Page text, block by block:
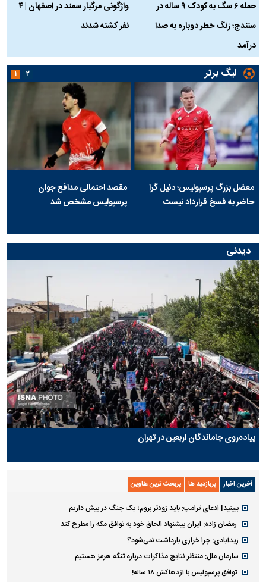
حمله ۶ سگ به کودک ۹ ساله در
سنندج؛ زنگ خطر دوباره به صدا
درآمد
واژگونی مرگبار سمند در اصفهان | ۴
نفر کشته شدند
لیگ برتر
معضل بزرگ پرسپولیس؛ دنیل گرا
حاضر به فسخ قرارداد نیست
مقصد احتمالی مدافع جوان
پرسپولیس مشخص شد
۱ ۲
دیدنی
پیاده‌روی جاماندگان اربعین در تهران
آخرین اخبار پربازدید ها پربحث ترین عناوین
ببینید| ادعای ترامپ: باید زودتر بروم؛ یک جنگ در پیش داریم
رمضان زاده: ایران پیشنهاد الحاق خود به توافق مکه را مطرح کند
زیدآبادی: چرا خرازی بازداشت نمی‌شود؟
سازمان ملل: منتظر نتایج مذاکرات درباره تنگه هرمز هستیم
توافق پرسپولیس با اژدهاکش ۱۸ ساله!